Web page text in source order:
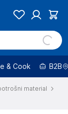
& Cook B2B
material